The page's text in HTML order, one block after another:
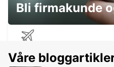
ROCKHAMPTON
ROCKHAMPTON -
Bli firmakunde
Våre